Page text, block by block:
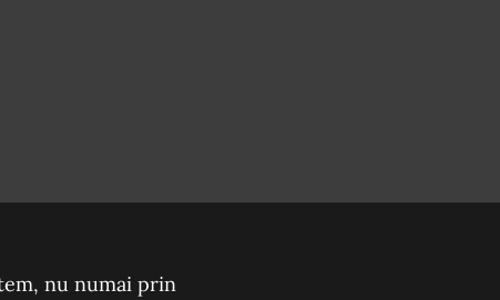
nu numai prin